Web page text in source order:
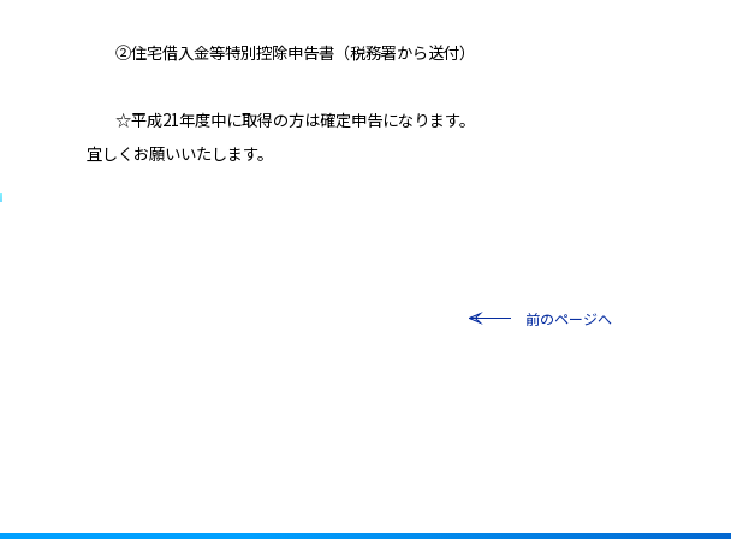
②住宅借入金等特別控除申告書（税務署から送付）
☆平成21年度中に取得の方は確定申告になります。
宜しくお願いいたします。
前のページへ